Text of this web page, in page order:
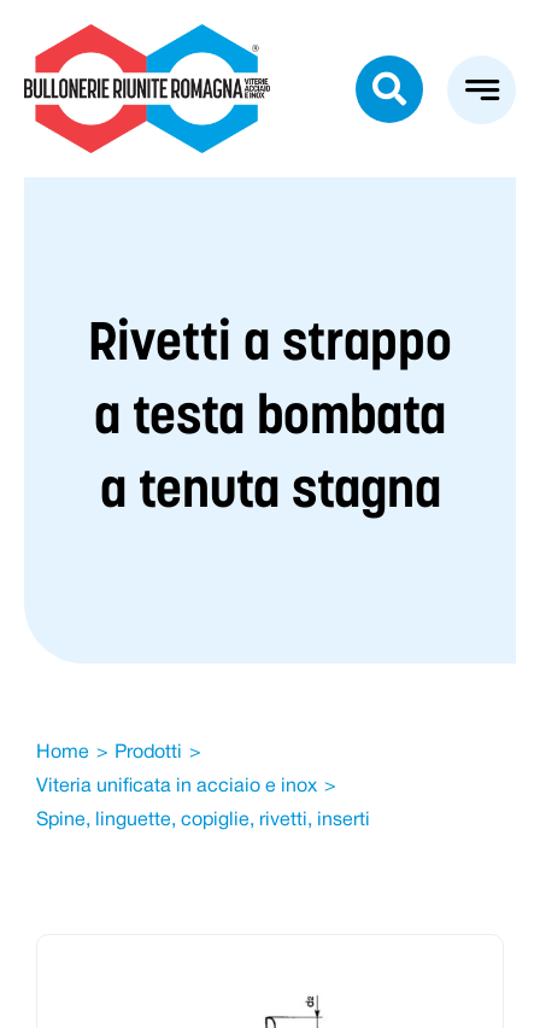
contenuto
Rivetti a strappo
a testa bombata
a tenuta stagna
Home
Prodotti
Viteria unificata in acciaio e inox
Spine, linguette, copiglie, rivetti, inserti